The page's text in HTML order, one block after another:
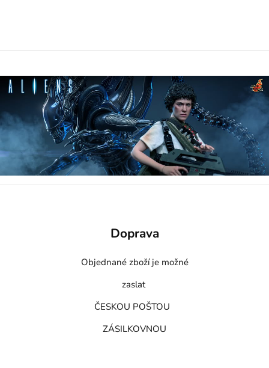
Doprava
Objednané zboží je možné
zaslat
ČESKOU POŠTOU
ZÁSILKOVNOU